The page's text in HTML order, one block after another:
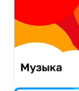
Екатеринбург
Калининград
Калуга